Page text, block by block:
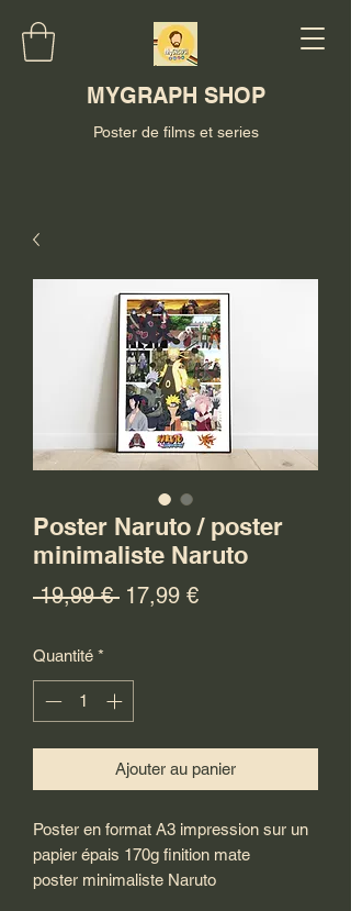
MYGRAPH SHOP
Poster de films et series
Poster Naruto / poster
minimaliste Naruto
19,99 € Prix
17,99 €Prix
Quantité *
Ajouter au panier
Poster en format A3 impression sur un
papier épais 170g finition mate
poster minimaliste Naruto